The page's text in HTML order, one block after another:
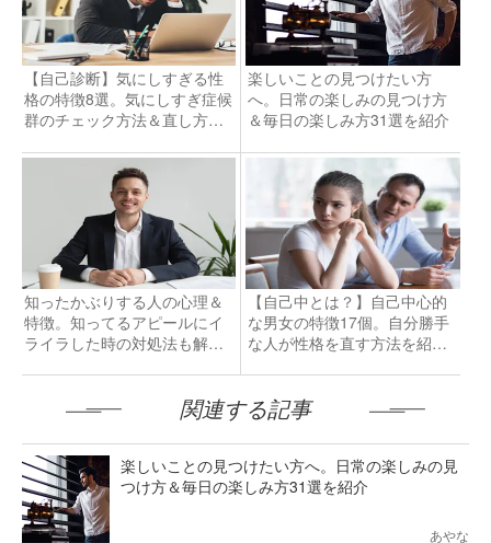
【自己診断】気にしすぎる性
格の特徴8選。気にしすぎ症候
群のチェック方法＆直し方と
楽しいことの見つけたい方
へ。日常の楽しみの見つけ方
＆毎日の楽しみ方31選を紹介
知ったかぶりする人の心理＆
特徴。知ってるアピールにイ
ライラした時の対処法も解
【自己中とは？】自己中心的
な男女の特徴17個。自分勝手
な人が性格を直す方法を紹
関連する記事
楽しいことの見つけたい方へ。日常の楽しみの見
つけ方＆毎日の楽しみ方31選を紹介
あやな